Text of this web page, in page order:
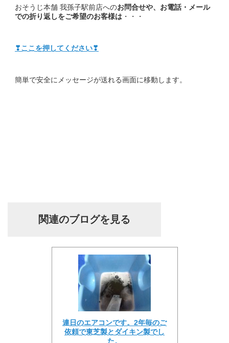
おそうじ本舗 我孫子駅前店へのお問合せや、お電話・メール
での折り返しをご希望のお客様は ・・・
❣ここを押してください❣
簡単で安全にメッセージが送れる画面に移動します。
関連のブログを見る
連日のエアコンです。2年毎のご
依頼で東芝製とダイキン製でし
た。